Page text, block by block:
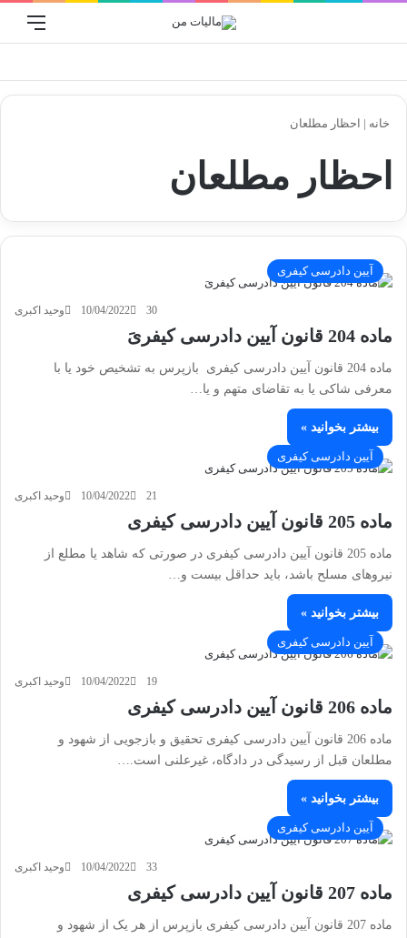
جستجو
خانه | احظار مطلعان
احظار مطلعان
آیین دادرسی کیفری
وحید اکبری 10/04/2022
ماده 204 قانون آیین دادرسی کیفریَ
ماده 204 قانون آیین دادرسی کیفری بازپرس به تشخیص خود یا با
معرفی شاکی یا به تقاضای متهم و یا…
بیشتر بخوانید »
آیین دادرسی کیفری
وحید اکبری 10/04/2022
ماده 205 قانون آیین دادرسی کیفری
ماده 205 قانون آیین دادرسی کیفری در صورتی که شاهد یا مطلع از
نیروهای مسلح باشد، باید حداقل بیست و…
بیشتر بخوانید »
آیین دادرسی کیفری
وحید اکبری 10/04/2022
ماده 206 قانون آیین دادرسی کیفری
ماده 206 قانون آیین دادرسی کیفری تحقیق و بازجویی از شهود و
مطلعان قبل از رسیدگی در دادگاه، غیرعلنی است.…
بیشتر بخوانید »
آیین دادرسی کیفری
وحید اکبری 10/04/2022
ماده 207 قانون آیین دادرسی کیفری
ماده 207 قانون آیین دادرسی کیفری بازپرس از هر یک از شهود و